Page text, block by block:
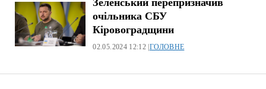
Зеленський перепризначив
очільника СБУ
Кіровоградщини
02.05.2024 12:12 | ГОЛОВНЕ